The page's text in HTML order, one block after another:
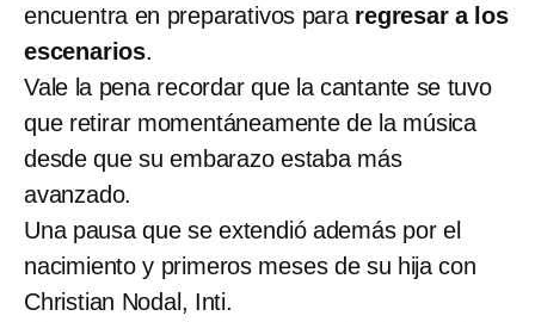
encuentra en preparativos pararegresar a los
escenarios.
Vale la pena recordar que la cantante se tuvo
que retirar momentáneamente de la música
desde que su embarazo estaba más
avanzado.
Una pausa que se extendió además por el
nacimiento y primeros meses de su hija con
Christian Nodal, Inti.